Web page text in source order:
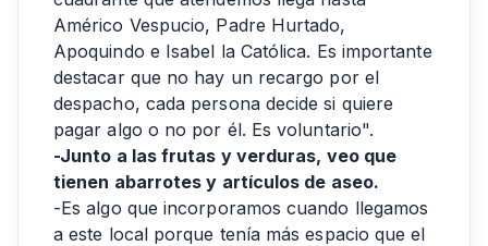
Américo Vespucio, Padre Hurtado,
Apoquindo e Isabel la Católica. Es importante
destacar que no hay un recargo por el
despacho, cada persona decide si quiere
pagar algo o no por él. Es voluntario".
-Junto a las frutas y verduras, veo que
tienen abarrotes y artículos de aseo.
-Es algo que incorporamos cuando llegamos
a este local porque tenía más espacio que el